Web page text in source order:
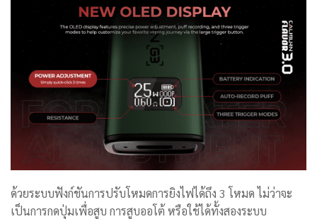
ด้วยระบบฟังก์ชันการปรับโหมดการยิงไฟได้ถึง 3 โหมด ไม่ว่าจะ
เป็นการกดปุ่มเพื่อสูบ การสูบออโต้ หรือใช้ได้ทั้งสองระบบ